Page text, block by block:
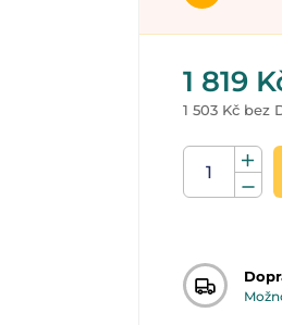
1 819
1 503 Kč bez